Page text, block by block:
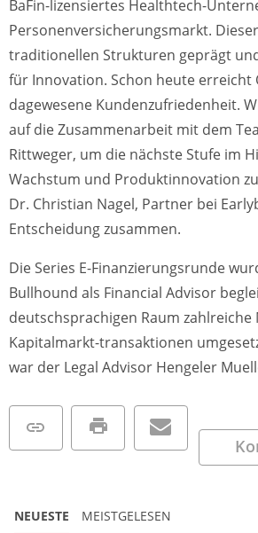
BaFin-lizensiertes Healthtech-
Personenversicherungsmarkt.
traditionellen Strukturen geprägt
für Innovation. Schon heute erreicht
dagewesene Kundenzufriedenheit.
auf die Zusammenarbeit mit dem
Rittweger, um die nächste Stufe im
Wachstum und Produktinnovation
Dr. Christian Nagel, Partner bei
Entscheidung zusammen.
Die Series E-Finanzierungsrunde
Bullhound als Financial Advisor
deutschsprachigen Raum zahlreiche
Kapitalmarkt-transaktionen
war der Legal Advisor Hengeler
NEUESTE MEISTGELESEN